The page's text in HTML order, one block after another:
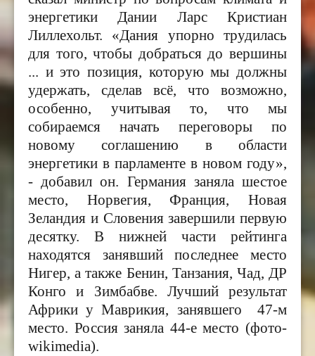
энергетики Дании Ларс Кристиан
Лиллехольт. «Дания упорно трудилась
для того, чтобы добраться до вершины
... и это позиция, которую мы должны
удержать, сделав всё, что возможно,
особенно, учитывая то, что мы
собираемся начать переговоры по
новому соглашению в области
энергетики в парламенте в новом году»,
- добавил он. Германия заняла шестое
место, Норвегия, Франция, Новая
Зеландия и Словения завершили первую
десятку. В нижней части рейтинга
находятся занявший последнее место
Нигер, а также Бенин, Танзания, Чад, ДР
Конго и Зимбабве. Лучший результат
Африки у Маврикия, занявшего 47-м
место. Россия заняла 44-е место (фото-
wikimedia).